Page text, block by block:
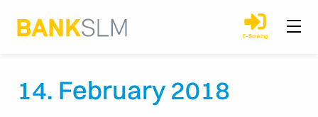
14. February 2018